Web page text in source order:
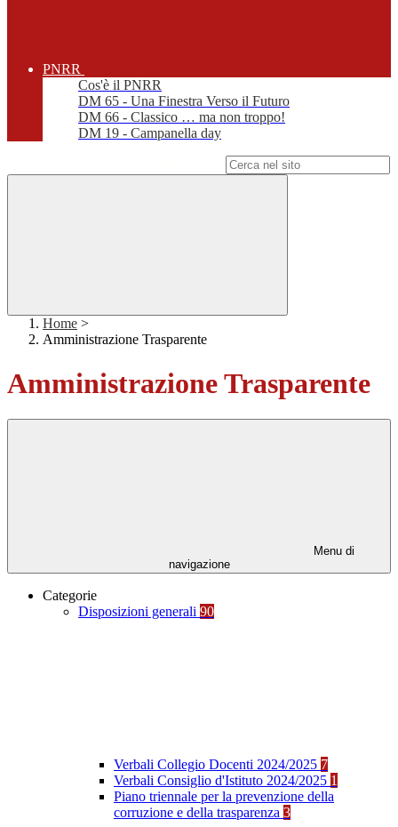
PNRR
Cos'è il PNRR
DM 65 - Una Finestra Verso il Futuro
DM 66 - Classico … ma non troppo!
DM 19 - Campanella day
Home >
Amministrazione Trasparente
Amministrazione Trasparente
Menu di
navigazione
Categorie
Disposizioni generali 90
Verbali Collegio Docenti 2024/2025 7
Verbali Consiglio d'Istituto 2024/2025 1
Piano triennale per la prevenzione della
corruzione e della trasparenza 3